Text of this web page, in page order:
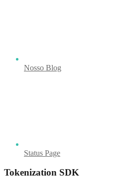
Nosso Blog
Status Page
Tokenization SDK